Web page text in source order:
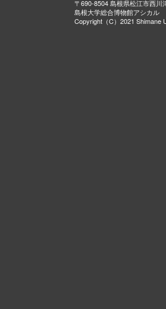
〒690-8504 島根県松江市西川
島根大学総合博物館アシカル
Copyright（C）2021 Shimane